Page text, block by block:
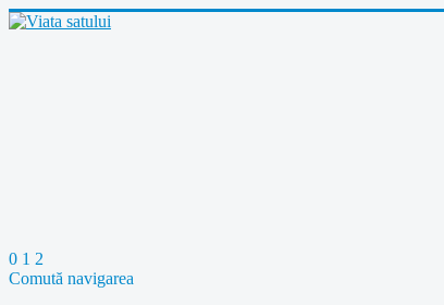
0 1 2
Comută navigarea